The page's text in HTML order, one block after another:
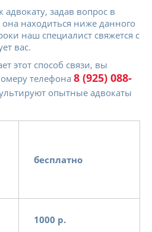
задав вопрос в
находиться ниже данного
наш специалист свяжется с
вас.
этот способ связи, вы
телефона 8 (925) 088-
опытные адвокаты
бесплатно
1000 р.